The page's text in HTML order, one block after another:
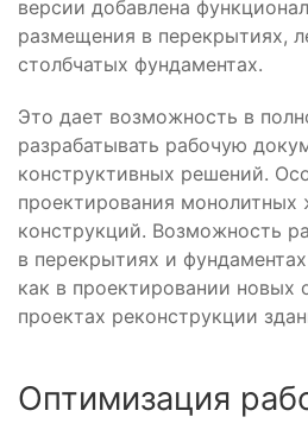
версии добавлена
размещения в перекрытиях,
столбчатых фундаментах.
Это дает возможность в
разрабатывать рабочую
конструктивных решений.
проектирования монолитных
конструкций. Возможность
в перекрытиях и
как в проектировании новых
проектах реконструкции
Оптимизация